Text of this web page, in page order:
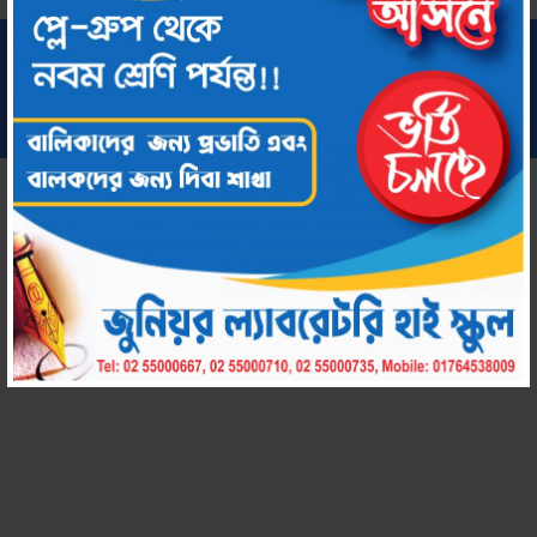
সর্বস্বত্ব সংরক্ষিত © ২০২২ জুনিয়র ল্যাবরেটরি হাই স্কুল
chool by Amar Uddog Limited